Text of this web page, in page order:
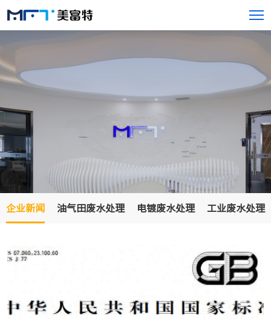
企业新闻 油气田废水处理 电镀废水处理 工业废水处理